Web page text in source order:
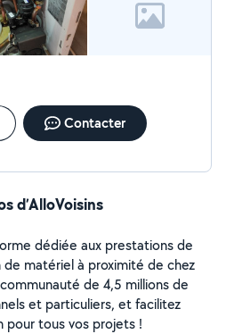
Contacter
d’AlloVoisins
dédiée aux prestations de
matériel à proximité de chez
de 4,5 millions de
et particuliers, et facilitez
pour tous vos projets !